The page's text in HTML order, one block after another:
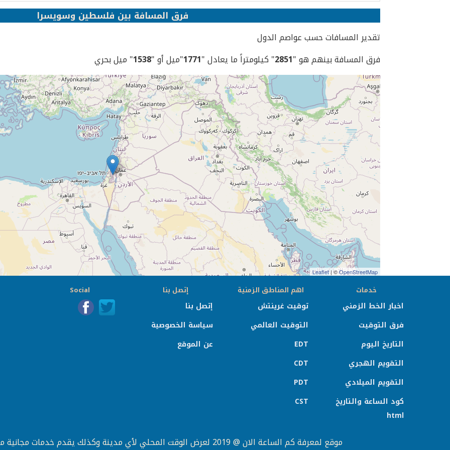
فرق المسافة بين فلسطين وسويسرا
تقدير المسافات حسب عواصم الدول
فرق المسافة بينهم هو "2851" كيلومتراً ما يعادل "1771"ميل أو "1538" ميل بحري
Leaflet| ©OpenStreetMap
خدمات
اخبار الخط الزمني
فرق التوقيت
التاريخ اليوم
التقويم الهجري
التقويم الميلادي
كود الساعة والتاريخ
html
اهم المناطق الزمنية
توقيت غرينتش
التوقيت العالمي
EDT
CDT
PDT
CST
إتصل بنا
إتصل بنا
سياسة الخصوصية
عن الموقع
Social
موقع لمعرفة كم الساعة الان @ 2019 لعرض الوقت المحلي لأي مدينة وكذلك يقدم خدمات مجانية مثل التاريخ والتقويم وفرق التوقيت.